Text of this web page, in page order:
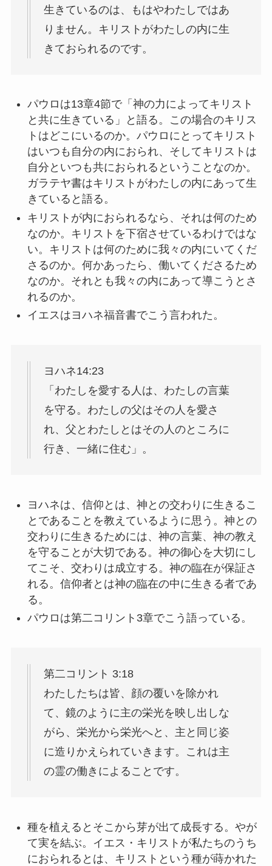
生きているのは、もはやわたしではあ
りません。キリストがわたしの内に生
きておられるのです。
パウロは13章4節で「神の力によってキリスト
と共に生きている」と語る。この場合のキリス
トはどこにいるのか。パウロにとってキリスト
はいつも自分の内におられ、そしてキリストは
自分といつも共におられるということなのか。
ガラテヤ書はキリストがわたしの内にあって生
きていると語る。
キリストが内におられるなら、それは何のため
なのか。キリストを下宿させているわけではな
い。キリストは何のために我々の内にいてくだ
さるのか。何かあったら、働いてくださるため
なのか。それとも我々の内にあって導こうとさ
れるのか。
イエスはヨハネ福音書でこう言われた。
ヨハネ14:23
「わたしを愛する人は、わたしの言葉
を守る。わたしの父はその人を愛さ
れ、父とわたしとはその人のところに
行き、一緒に住む」。
ヨハネは、信仰とは、神との交わりに生きるこ
とであることを教えているように思う。神との
交わりに生きるためには、神の言葉、神の教え
を守ることが大切である。神の御心を大切にし
てこそ、交わりは成立する。神の臨在が保証さ
れる。信仰者とは神の臨在の中に生きる者であ
る。
パウロは第二コリント3章でこう語っている。
第二コリント 3:18
わたしたちは皆、顔の覆いを除かれ
て、鏡のように主の栄光を映し出しな
がら、栄光から栄光へと、主と同じ姿
に造りかえられていきます。これは主
の霊の働きによることです。
種を植えるとそこから芽が出て成長する。やが
て実を結ぶ。イエス・キリストが私たちのうち
におられるとは、キリストという種が蒔かれた